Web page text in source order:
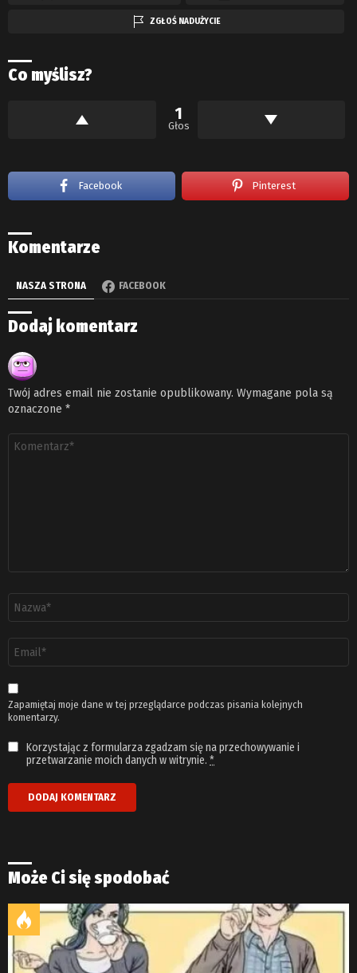
ZGŁOŚ NADUŻYCIE
Co myślisz?
1
Głos
Facebook Pinterest
Komentarze
NASZA STRONA FACEBOOK
Dodaj komentarz
Twój adres email nie zostanie opublikowany. Wymagane pola są
oznaczone *
Komentarz
email
*
Zapamiętaj moje dane w tej przeglądarce podczas pisania kolejnych
komentarzy.
Korzystając z formularza zgadzam się na przechowywanie i
przetwarzanie moich danych w witrynie. *
Może Ci się spodobać